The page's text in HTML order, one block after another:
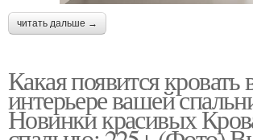
читать дальше →
Какая появится кровать
интерьере вашей
Новинки красивых